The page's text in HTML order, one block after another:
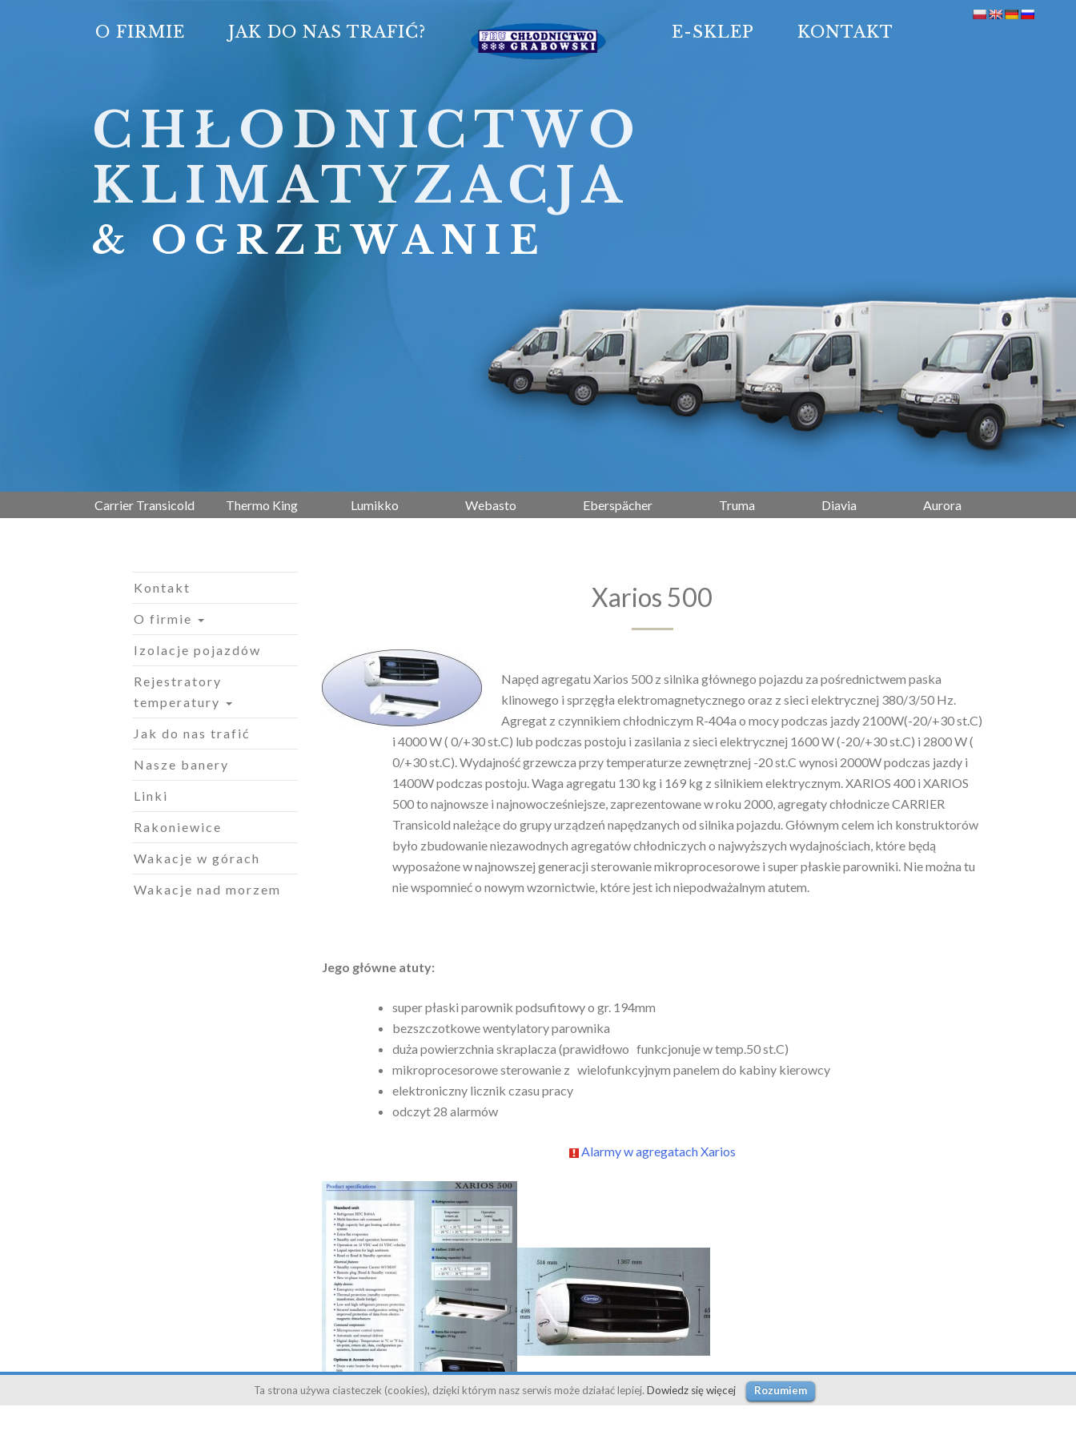
Ta strona używa ciasteczek (cookies), dzięki którym nasz serwis może działać lepiej. Dowiedz się więcej Rozumiem
O FIRMIE JAK DO NAS TRAFIĆ? E-SKLEP KONTAKT
CHŁODNICTWO
KLIMATYZACJA
& OGRZEWANIE
Carrier Transicold Thermo King Lumikko Webasto Eberspächer Truma Diavia Aurora
Kontakt
O firmie
Izolacje pojazdów
Rejestratory
temperatury
Jak do nas trafić
Nasze banery
Linki
Rakoniewice
Wakacje w górach
Wakacje nad morzem
Xarios 500
Napęd agregatu Xarios 500 z silnika głównego pojazdu za pośrednictwem paska
klinowego i sprzęgła elektromagnetycznego oraz z sieci elektrycznej 380/3/50 Hz.
Agregat z czynnikiem chłodniczym R-404a o mocy podczas jazdy 2100W(-20/+30 st.C)
i 4000 W ( 0/+30 st.C) lub podczas postoju i zasilania z sieci elektrycznej 1600 W (-20/+30 st.C) i 2800 W (
0/+30 st.C). Wydajność grzewcza przy temperaturze zewnętrznej -20 st.C wynosi 2000W podczas jazdy i
1400W podczas postoju. Waga agregatu 130 kg i 169 kg z silnikiem elektrycznym. XARIOS 400 i XARIOS
500 to najnowsze i najnowocześniejsze, zaprezentowane w roku 2000, agregaty chłodnicze CARRIER
Transicold należące do grupy urządzeń napędzanych od silnika pojazdu. Głównym celem ich konstruktorów
było zbudowanie niezawodnych agregatów chłodniczych o najwyższych wydajnościach, które będą
wyposażone w najnowszej generacji sterowanie mikroprocesorowe i super płaskie parowniki. Nie można tu
nie wspomnieć o nowym wzornictwie, które jest ich niepodważalnym atutem.
Jego główne atuty:
super płaski parownik podsufitowy o gr. 194mm
bezszczotkowe wentylatory parownika
duża powierzchnia skraplacza (prawidłowo funkcjonuje w temp.50 st.C)
mikroprocesorowe sterowanie z wielofunkcyjnym panelem do kabiny kierowcy
elektroniczny licznik czasu pracy
odczyt 28 alarmów
Alarmy w agregatach Xarios